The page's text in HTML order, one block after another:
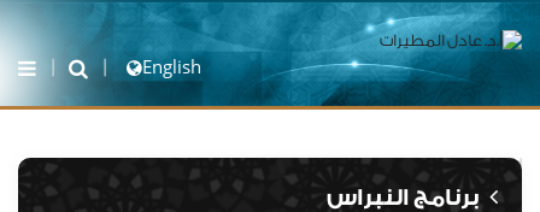
English
برنامج النبراس